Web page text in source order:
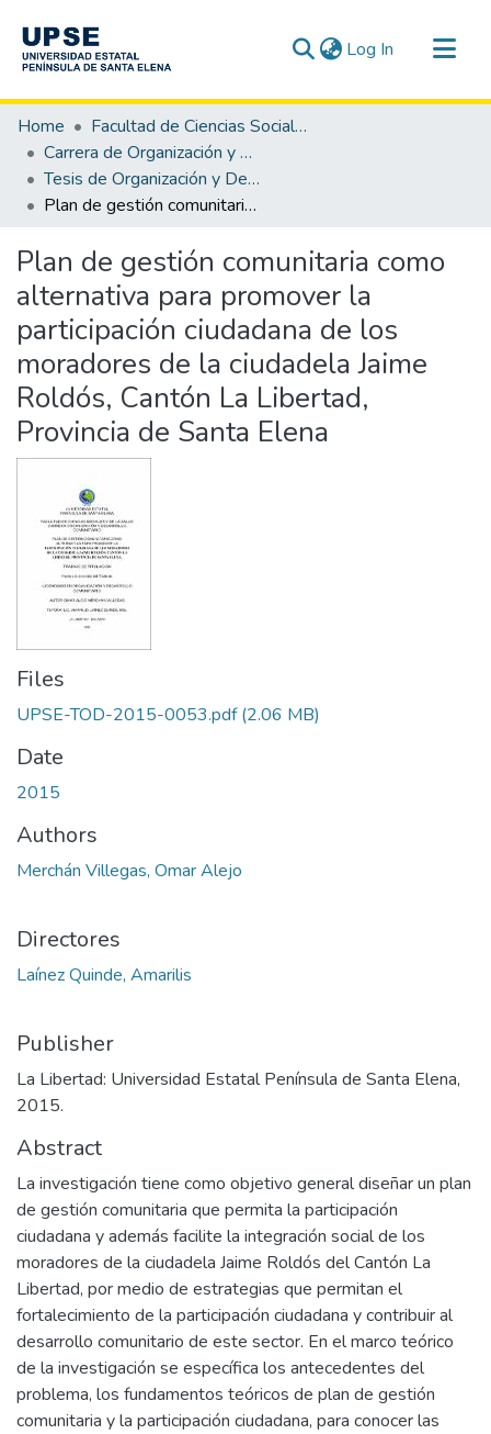
Log In (current)
Communities & Collections
All of DSpace
Statistics
Home
Facultad de Ciencias Sociales y de la Salud
Carrera de Organización y Desarrollo Comunitario
Tesis de Organización y Desarrollo Comunitario
Plan de gestión comunitaria como alternativa para promover la participación ciudadana de los moradores de la ciudadela Jaime Roldós, Cantón La Libertad, Provincia de Santa Elena
Plan de gestión comunitaria como
alternativa para promover la
participación ciudadana de los
moradores de la ciudadela Jaime
Roldós, Cantón La Libertad,
Provincia de Santa Elena
Files
UPSE-TOD-2015-0053.pdf(2.06 MB)
Date
2015
Authors
Merchán Villegas, Omar Alejo
Directores
Laínez Quinde, Amarilis
Publisher
La Libertad: Universidad Estatal Península de Santa Elena,
2015.
Abstract
La investigación tiene como objetivo general diseñar un plan
de gestión comunitaria que permita la participación
ciudadana y además facilite la integración social de los
moradores de la ciudadela Jaime Roldós del Cantón La
Libertad, por medio de estrategias que permitan el
fortalecimiento de la participación ciudadana y contribuir al
desarrollo comunitario de este sector. En el marco teórico
de la investigación se específica los antecedentes del
problema, los fundamentos teóricos de plan de gestión
comunitaria y la participación ciudadana, para conocer las